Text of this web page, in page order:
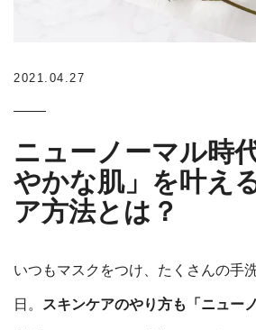
2021.04.27
ニューノーマル時
やかな肌」を叶え
ア方法とは？
いつもマスクをつけ、たくさんの手
日。 スキンケアのやり方も「ニュー